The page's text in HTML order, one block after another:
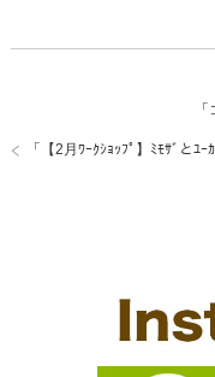
「
「 【2月ﾜｰｸｼｮｯﾌﾟ】ﾐﾓｻﾞとﾕｰ